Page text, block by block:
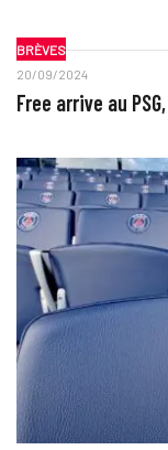
BRÈVES
20/09/2024
Free arrive au PSG,